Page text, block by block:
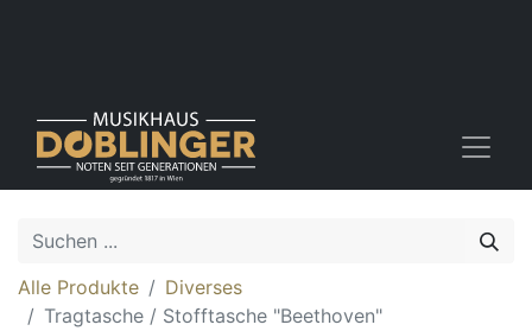
Alle Produkte
Diverses
Tragtasche / Stofftasche "Beethoven"